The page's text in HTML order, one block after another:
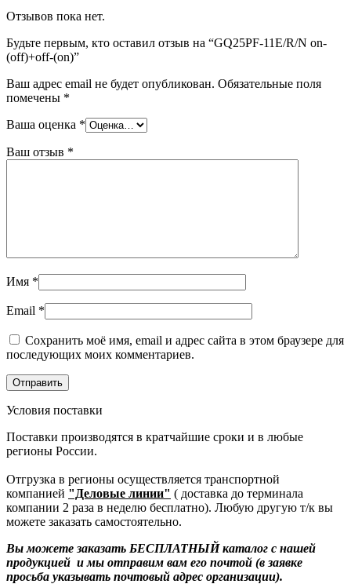
Отзывов пока нет.
Будьте первым, кто оставил отзыв на “GQ25PF-11E/R/N on-
(off)+off-(on)”
Ваш адрес email не будет опубликован. Обязательные поля
помечены *
Ваша оценка *
Ваш отзыв *
Имя *
Email *
Сохранить моё имя, email и адрес сайта в этом браузере для
последующих моих комментариев.
Условия поставки
Поставки производятся в кратчайшие сроки и в любые
регионы России.
Отгрузка в регионы осуществляется транспортной
компанией "Деловые линии" ( доставка до терминала
компании 2 раза в неделю бесплатно). Любую другую т/к вы
можете заказать самостоятельно.
Вы можете заказать БЕСПЛАТНЫЙ каталог с нашей
продукцией и мы отправим вам его почтой (в заявке
просьба указывать почтовый адрес организации).